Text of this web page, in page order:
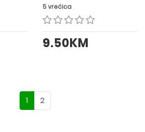
5 vrećica
9.50KM
1 2